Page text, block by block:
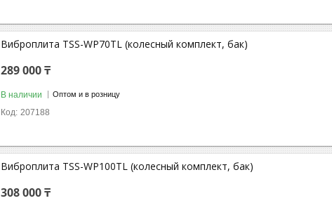
Виброплита TSS-WP70TL (колесный комплект, бак)
289 000 ₸
В наличии Оптом и в розницу
207188
Виброплита TSS-WP100TL (колесный комплект, бак)
308 000 ₸